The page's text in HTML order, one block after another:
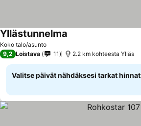
Koko talo/asunto
Yllästunnelma
9,2 Loistava 11 2.2 km kohteesta Ylläs
Valitse päivät nähdäksesi tarkat hinnat